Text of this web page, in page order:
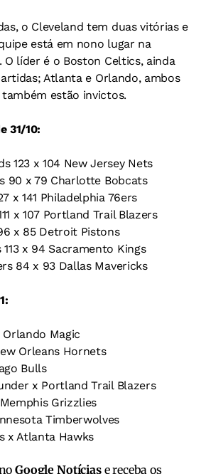
o Cleveland tem duas vitórias e
está em nono lugar na
O líder é o Boston Celtics, ainda
Atlanta e Orlando, ambos
estão invictos.
31/10:
123 x 104 New Jersey Nets
90 x 79 Charlotte Bobcats
x 141 Philadelphia 76ers
x 107 Portland Trail Blazers
x 85 Detroit Pistons
x 94 Sacramento Kings
84 x 93 Dallas Mavericks
Magic
Orleans Hornets
Bulls
x Portland Trail Blazers
Grizzlies
Timberwolves
x Atlanta Hawks
Google Notíciase receba os